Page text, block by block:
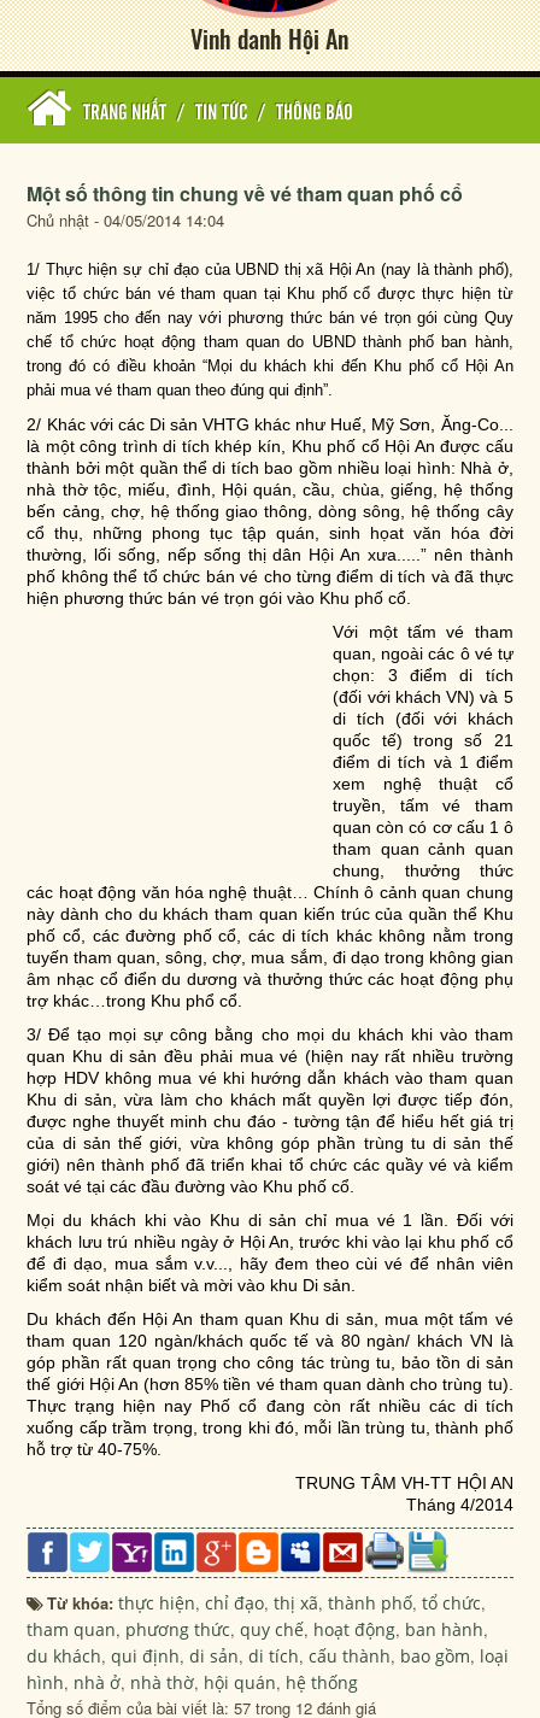
Vinh danh Hội An
TRANG NHẤT / TIN TỨC / THÔNG BÁO
Một số thông tin chung về vé tham quan phố cổ
Chủ nhật - 04/05/2014 14:04
1/ Thực hiện sự chỉ đạo của UBND thị xã Hội An (nay là thành phố),
việc tổ chức bán vé tham quan tại Khu phố cổ được thực hiện từ
năm 1995 cho đến nay với phương thức bán vé trọn gói cùng Quy
chế tổ chức hoạt động tham quan do UBND thành phố ban hành,
trong đó có điều khoản “Mọi du khách khi đến Khu phố cổ Hội An
phải mua vé tham quan theo đúng qui định”.
2/ Khác với các Di sản VHTG khác như Huế, Mỹ Sơn, Ăng-Co...
là một công trình di tích khép kín, Khu phố cổ Hội An được cấu
thành bởi một quần thể di tích bao gồm nhiều loại hình: Nhà ở,
nhà thờ tộc, miếu, đình, Hội quán, cầu, chùa, giếng, hệ thống
bến cảng, chợ, hệ thống giao thông, dòng sông, hệ thống cây
cổ thụ, những phong tục tập quán, sinh họat văn hóa đời
thường, lối sống, nếp sống thị dân Hội An xưa.....” nên thành
phố không thể tổ chức bán vé cho từng điểm di tích và đã thực
hiện phương thức bán vé trọn gói vào Khu phố cổ.
Với một tấm vé tham
quan, ngoài các ô vé tự
chọn: 3 điểm di tích
(đối với khách VN) và 5
di tích (đối với khách
quốc tế) trong số 21
điểm di tích và 1 điểm
xem nghệ thuật cổ
truyền, tấm vé tham
quan còn có cơ cấu 1 ô
tham quan cảnh quan
chung, thưởng thức
các hoạt động văn hóa nghệ thuật… Chính ô cảnh quan chung
này dành cho du khách tham quan kiến trúc của quần thể Khu
phố cổ, các đường phố cổ, các di tích khác không nằm trong
tuyến tham quan, sông, chợ, mua sắm, đi dạo trong không gian
âm nhạc cổ điển du dương và thưởng thức các hoạt động phụ
trợ khác…trong Khu phổ cổ.
3/ Để tạo mọi sự công bằng cho mọi du khách khi vào tham
quan Khu di sản đều phải mua vé (hiện nay rất nhiều trường
hợp HDV không mua vé khi hướng dẫn khách vào tham quan
Khu di sản, vừa làm cho khách mất quyền lợi được tiếp đón,
được nghe thuyết minh chu đáo - tường tận để hiểu hết giá trị
của di sản thế giới, vừa không góp phần trùng tu di sản thế
giới) nên thành phố đã triển khai tổ chức các quầy vé và kiểm
soát vé tại các đầu đường vào Khu phố cổ.
Mọi du khách khi vào Khu di sản chỉ mua vé 1 lần. Đối với
khách lưu trú nhiều ngày ở Hội An, trước khi vào lại khu phố cổ
để đi dạo, mua sắm v.v..., hãy đem theo cùi vé để nhân viên
kiểm soát nhận biết và mời vào khu Di sản.
Du khách đến Hội An tham quan Khu di sản, mua một tấm vé
tham quan 120 ngàn/khách quốc tế và 80 ngàn/ khách VN là
góp phần rất quan trọng cho công tác trùng tu, bảo tồn di sản
thế giới Hội An (hơn 85% tiền vé tham quan dành cho trùng tu).
Thực trạng hiện nay Phố cổ đang còn rất nhiều các di tích
xuống cấp trầm trọng, trong khi đó, mỗi lần trùng tu, thành phố
hỗ trợ từ 40-75%.
TRUNG TÂM VH-TT HỘI AN
Tháng 4/2014
Từ khóa:thực hiện,chỉ đạo,thị xã,thành phố,tổ chức,
tham quan, phương thức,quy chế, hoạt động, ban hành,
du khách,qui định,di sản,di tích,cấu thành, bao gồm, loại
hình, nhà ở, nhà thờ, hội quán, hệ thống
Tổng số điểm của bài viết là: 57 trong 12 đánh giá